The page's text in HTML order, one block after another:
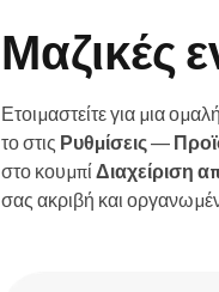
Μαζικές
Ετοιμαστείτε για μια
το στις Ρυθμίσεις—
στο κουμπίΔιαχείριση
σας ακριβή και